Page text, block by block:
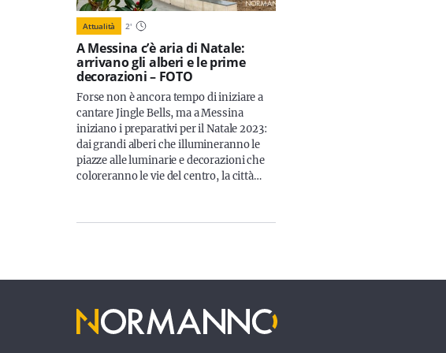
Attualità 2'
A Messina c’è aria di Natale:
arrivano gli alberi e le prime
decorazioni – FOTO
Forse non è ancora tempo di iniziare a
cantare Jingle Bells, ma a Messina
iniziano i preparativi per il Natale 2023:
dai grandi alberi che illumineranno le
piazze alle luminarie e decorazioni che
coloreranno le vie del centro, la città…